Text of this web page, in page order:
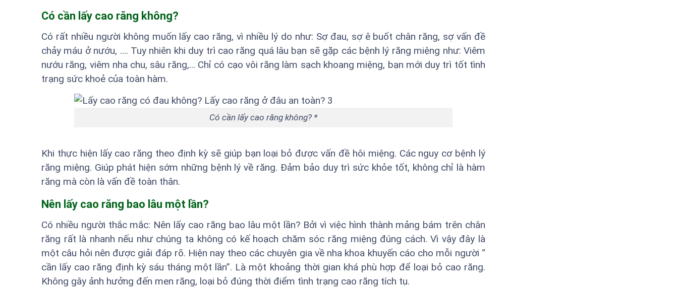
Có cần lấy cao răng không?
Có rất nhiều người không muốn lấy cao răng, vì nhiều lý do như: Sợ đau, sợ ê buốt chân răng, sợ vấn đề
chảy máu ở nướu, …. Tuy nhiên khi duy trì cao răng quá lâu bạn sẽ gặp các bệnh lý răng miệng như: Viêm
nướu răng, viêm nha chu, sâu răng,... Chỉ có cạo vôi răng làm sạch khoang miệng, bạn mới duy trì tốt tình
trạng sức khoẻ của toàn hàm.
Có cần lấy cao răng không? *
Khi thực hiện lấy cao răng theo định kỳ sẽ giúp bạn loại bỏ được vấn đề hôi miệng. Các nguy cơ bệnh lý
răng miệng. Giúp phát hiện sớm những bệnh lý về răng. Đảm bảo duy trì sức khỏe tốt, không chỉ là hàm
răng mà còn là vấn đề toàn thân.
Nên lấy cao răng bao lâu một lần?
Có nhiều người thắc mắc: Nên lấy cao răng bao lâu một lần? Bởi vì việc hình thành mảng bám trên chân
răng rất là nhanh nếu như chúng ta không có kế hoạch chăm sóc răng miệng đúng cách. Vì vậy đây là
một câu hỏi nên được giải đáp rõ. Hiện nay theo các chuyên gia về nha khoa khuyến cáo cho mỗi người “
cần lấy cao răng định kỳ sáu tháng một lần”. Là một khoảng thời gian khá phù hợp để loại bỏ cao răng.
Không gây ảnh hưởng đến men răng, loại bỏ đúng thời điểm tình trạng cao răng tích tụ.